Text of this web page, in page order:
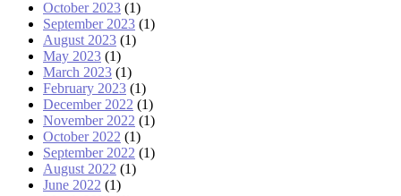
October 2023 (1)
September 2023 (1)
August 2023 (1)
May 2023 (1)
March 2023 (1)
February 2023 (1)
December 2022 (1)
November 2022 (1)
October 2022 (1)
September 2022 (1)
August 2022 (1)
June 2022 (1)